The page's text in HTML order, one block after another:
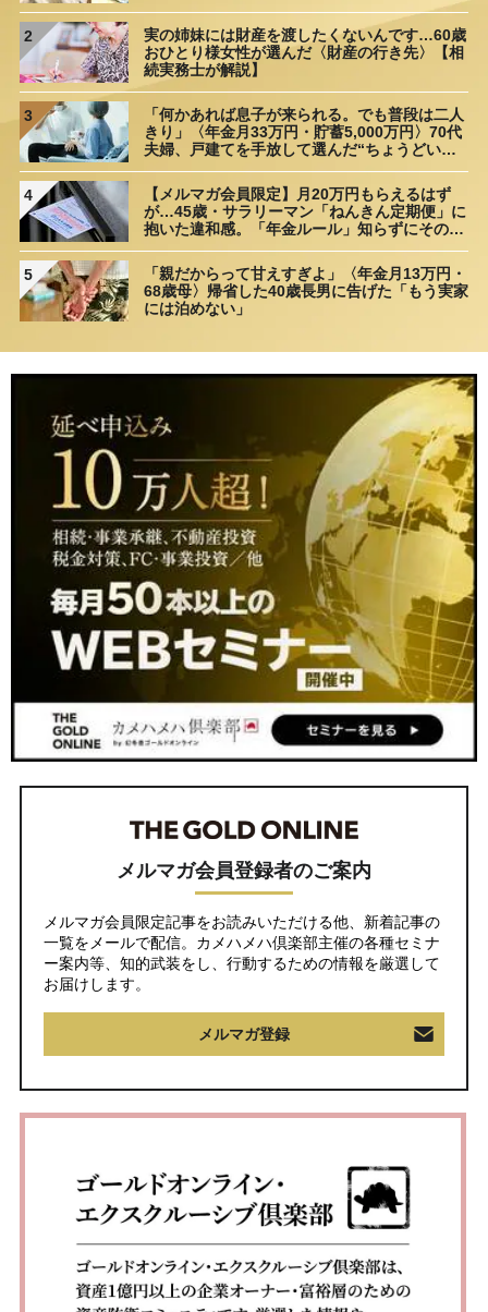
2
実の姉妹には財産を渡したくないんです…60歳
おひとり様女性が選んだ〈財産の行き先〉【相
続実務士が解説】
3
「何かあれば息子が来られる。でも普段は二人
きり」〈年金月33万円・貯蓄5,000万円〉70代
夫婦、戸建てを手放して選んだ“ちょうどいい
4
【メルマガ会員限定】月20万円もらえるはず
が…45歳・サラリーマン「ねんきん定期便」に
抱いた違和感。「年金ルール」知らずにそのま
然「何かの間違いでは？」
5
「親だからって甘えすぎよ」〈年金月13万円・
68歳母〉帰省した40歳長男に告げた「もう実家
には泊めない」
メルマガ会員登録者のご案内
メルマガ会員限定記事をお読みいただける他、新着記事の
一覧をメールで配信。カメハメハ倶楽部主催の各種セミナ
ー案内等、知的武装をし、行動するための情報を厳選して
お届けします。
メルマガ登録